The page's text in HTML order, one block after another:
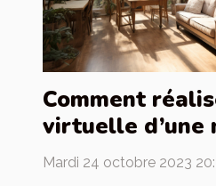
Comment
virtuelle d’une
louer ?
Mardi 24 octobre 2023